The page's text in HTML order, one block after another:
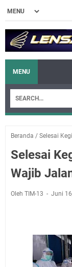
MENU
Beranda / Selesai
Selesai
Wajib
Oleh TIM-13 Juni